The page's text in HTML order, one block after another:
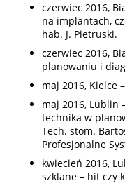
czerwiec 2016,
na implantach,
hab. J. Pietruski.
czerwiec 2016,
planowaniu i
maj 2016, Kielce
maj 2016, Lublin
technika w
Tech. stom.
Profesjonalne
kwiecień 2016,
szklane – hit czy